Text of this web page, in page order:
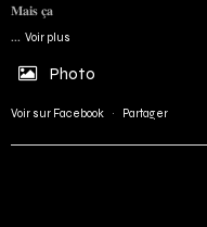
𝐌𝐚𝐢𝐬 𝐜̧𝐚
... Voir plus
Photo
Voir sur Facebook · Partager